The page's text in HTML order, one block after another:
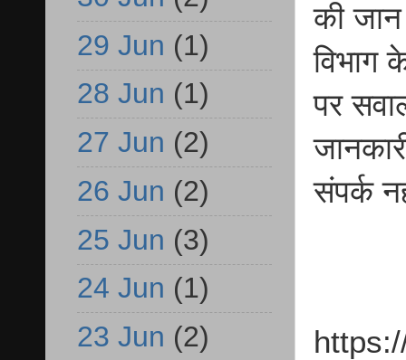
की
विभाग
पर
संपर्क
29 Jun (1)
28 Jun (1)
27 Jun (2)
26 Jun (2)
25 Jun (3)
24 Jun (1)
23 Jun (2)